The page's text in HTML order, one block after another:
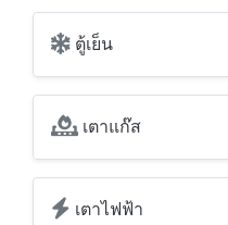
เครื่องดูดควันจากเตา
ทีวี
ตู้เย็น